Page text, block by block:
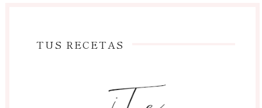
TUS RECETAS